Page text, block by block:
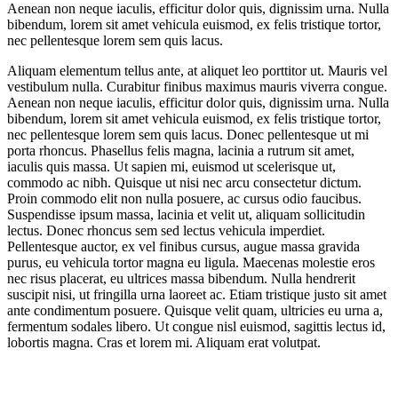
Aenean non neque iaculis, efficitur dolor quis, dignissim urna. Nulla
bibendum, lorem sit amet vehicula euismod, ex felis tristique tortor,
nec pellentesque lorem sem quis lacus.
Aliquam elementum tellus ante, at aliquet leo porttitor ut. Mauris vel
vestibulum nulla. Curabitur finibus maximus mauris viverra congue.
Aenean non neque iaculis, efficitur dolor quis, dignissim urna. Nulla
bibendum, lorem sit amet vehicula euismod, ex felis tristique tortor,
nec pellentesque lorem sem quis lacus. Donec pellentesque ut mi
porta rhoncus. Phasellus felis magna, lacinia a rutrum sit amet,
iaculis quis massa. Ut sapien mi, euismod ut scelerisque ut,
commodo ac nibh. Quisque ut nisi nec arcu consectetur dictum.
Proin commodo elit non nulla posuere, ac cursus odio faucibus.
Suspendisse ipsum massa, lacinia et velit ut, aliquam sollicitudin
lectus. Donec rhoncus sem sed lectus vehicula imperdiet.
Pellentesque auctor, ex vel finibus cursus, augue massa gravida
purus, eu vehicula tortor magna eu ligula. Maecenas molestie eros
nec risus placerat, eu ultrices massa bibendum. Nulla hendrerit
suscipit nisi, ut fringilla urna laoreet ac. Etiam tristique justo sit amet
ante condimentum posuere. Quisque velit quam, ultricies eu urna a,
fermentum sodales libero. Ut congue nisl euismod, sagittis lectus id,
lobortis magna. Cras et lorem mi. Aliquam erat volutpat.